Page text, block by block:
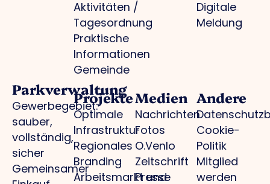
Aktivitäten /
Tagesordnung
Praktische
Informationen
Gemeinde
Digitale
Meldung
Parkverwaltung
Gewerbegebiet:
sauber,
vollständig,
sicher
Gemeinsamer
Projekte
Optimale
Infrastruktur
Regionales
Branding
Arbeitsmarkt und
Medien
Nachrichten
Fotos
O.Venlo
Zeitschrift
Presse
Andere
Cookie-
Politik
Mitglied
werden